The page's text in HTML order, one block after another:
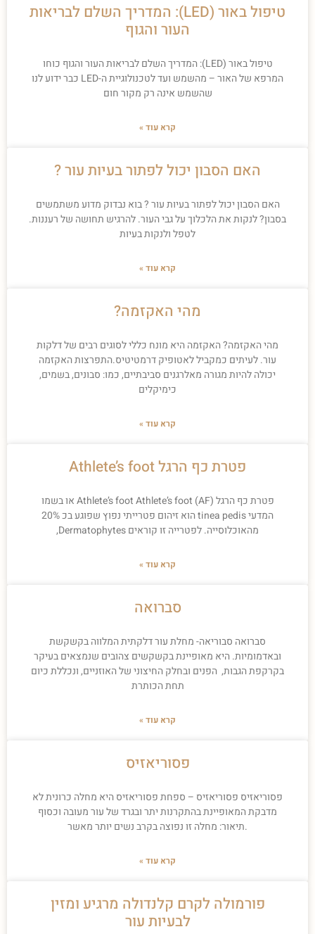
טיפול באור (LED): המדריך השלם לבריאות
העור והגוף
טיפול באור (LED): המדריך השלם לבריאות העור והגוף כוחו
המרפא של האור – מהשמש ועד לטכנולוגיית ה-LED כבר ידוע לנו
שהשמש אינה רק מקור חום
קרא עוד »
האם הסבון יכול לפתור בעיות עור ?
האם הסבון יכול לפתור בעיות עור ? בוא נבדוק מדוע משתמשים
בסבון? לנקות את הלכלוך על גבי העור. להרגיש תחושה של רעננות.
לטפל ולנקות בעיות
קרא עוד »
מהי האקזמה?
מהי האקזמה? האקזמה היא מונח כללי לסוגים רבים של דלקות
עור. לעיתים כמקביל לאטופיק דרמטיטיס.התפרצות האקזמה
יכולה להיות מגורה מאלרגנים סביבתיים, כמו: סבונים, בשמים,
כימיקלים
קרא עוד »
פטרת כף הרגל Athlete’s foot
פטרת כף הרגל Athlete’s foot Athlete’s foot (AF) או בשמו
המדעי tinea pedis הוא זיהום פטרייתי נפוץ שפוגע בכ 20%
מהאוכלוסייה. לפטרייה זו קוראים Dermatophytes,
קרא עוד »
סברואה
סברואה סבוריאה- מחלת עור דלקתית המלווה בקשקשת
ובאדמומיות. היא מאופיינת בקשקשים צהובים שנמצאים בעיקר
בקרקפת הגבות, הפנים ובחלק החיצוני של האוזניים, ונכללת כיום
תחת הכותרת
קרא עוד »
פסוריאזיס
פסוריאזיס פסוריאזיס – ספחת פסוריאזיס היא מחלה כרונית לא
מדבקת המאופיינת בהתקרנות יתר ובגרד של עור מעובה וכסוף
.תיאור: מחלה זו נפוצה בקרב נשים יותר מאשר
קרא עוד »
פורמולה לקרם קלנדולה מרגיע ומזין
לבעיות עור